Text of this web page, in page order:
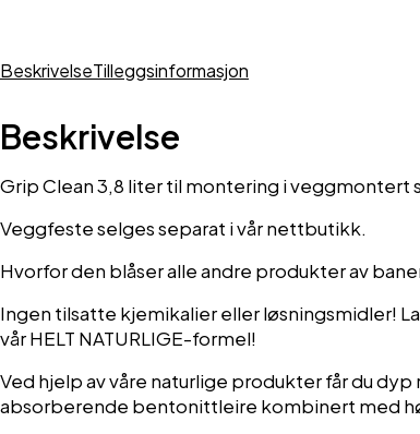
BeskrivelseTilleggsinformasjon
Beskrivelse
Grip Clean 3,8 liter til montering i veggmontert
Veggfeste selges separat i vår nettbutikk.
Hvorfor den blåser alle andre produkter av
Ingen tilsatte kjemikalier eller løsningsmidler!
vårHELT NATURLIGE-formel!
Ved hjelp av våre naturlige produkter får du
absorberende bentonittleire kombinert med